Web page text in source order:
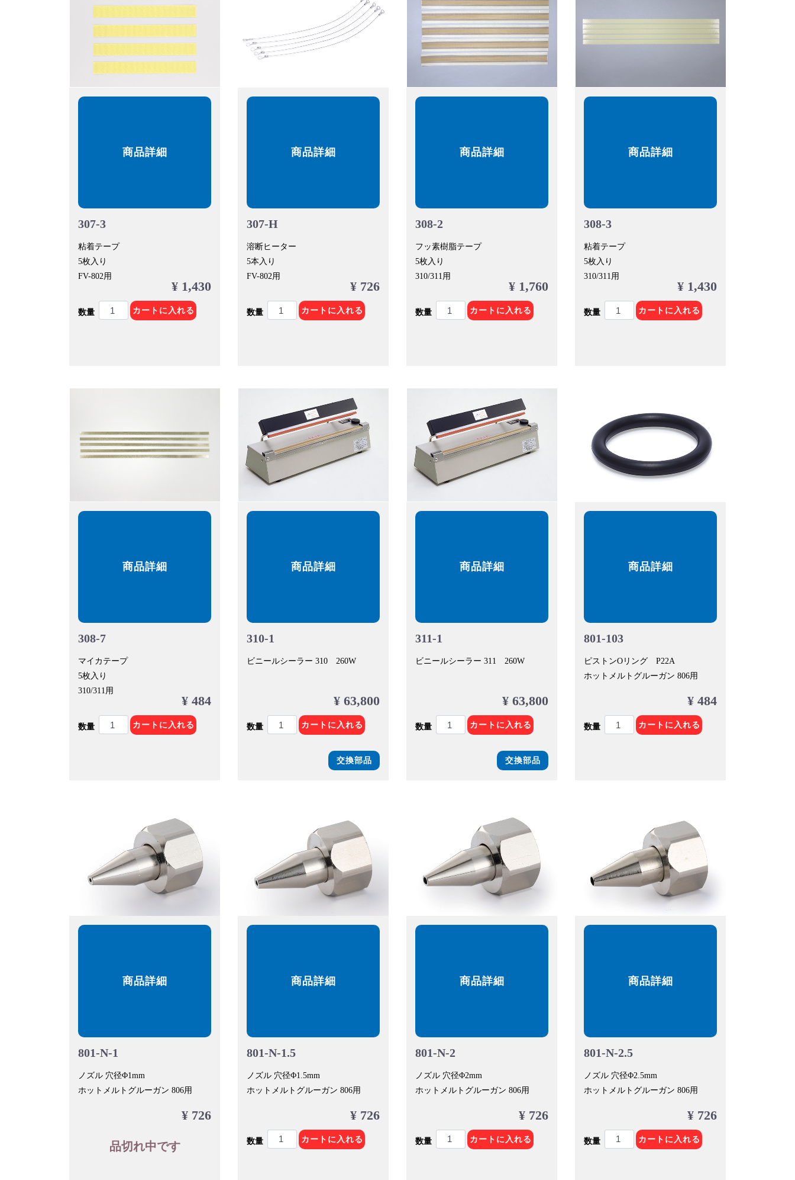
商品詳細
307-3
粘着テープ
5枚入り
FV-802用
¥ 1,430
数量 カートに入れる
商品詳細
307-H
溶断ヒーター
5本入り
FV-802用
¥ 726
数量 カートに入れる
商品詳細
308-2
フッ素樹脂テープ
5枚入り
310/311用
¥ 1,760
数量 カートに入れる
商品詳細
308-3
粘着テープ
5枚入り
310/311用
¥ 1,430
数量 カートに入れる
商品詳細
308-7
マイカテープ
5枚入り
310/311用
¥ 484
数量 カートに入れる
商品詳細
310-1
ビニールシーラー 310 260W
¥ 63,800
数量 カートに入れる
交換部品
商品詳細
311-1
ビニールシーラー 311 260W
¥ 63,800
数量 カートに入れる
交換部品
商品詳細
801-103
ピストンOリング P22A
ホットメルトグルーガン 806用
¥ 484
数量 カートに入れる
商品詳細
801-N-1
ノズル 穴径Φ1mm
ホットメルトグルーガン 806用
¥ 726
品切れ中です
商品詳細
801-N-1.5
ノズル 穴径Φ1.5mm
ホットメルトグルーガン 806用
¥ 726
数量 カートに入れる
商品詳細
801-N-2
ノズル 穴径Φ2mm
ホットメルトグルーガン 806用
¥ 726
数量 カートに入れる
商品詳細
801-N-2.5
ノズル 穴径Φ2.5mm
ホットメルトグルーガン 806用
¥ 726
数量 カートに入れる